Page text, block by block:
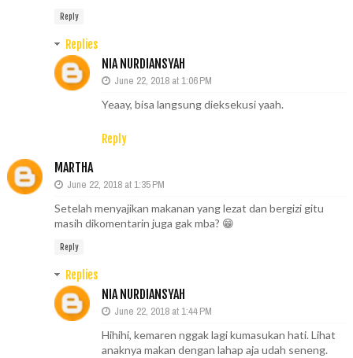
Reply
Replies
NIA NURDIANSYAH
June 22, 2018 at 1:06 PM
Yeaay, bisa langsung dieksekusi yaah.
Reply
MARTHA
June 22, 2018 at 1:35 PM
Setelah menyajikan makanan yang lezat dan bergizi gitu
masih dikomentarin juga gak mba? 😁
Reply
Replies
NIA NURDIANSYAH
June 22, 2018 at 1:44 PM
Hihihi, kemaren nggak lagi kumasukan hati. Lihat
anaknya makan dengan lahap aja udah seneng.